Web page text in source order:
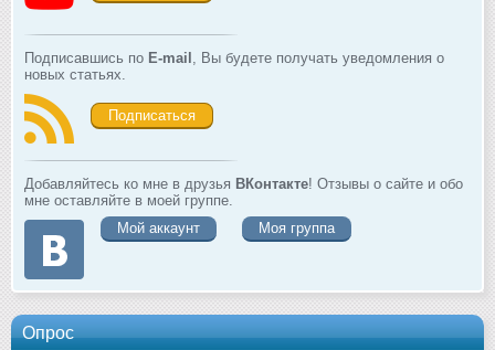
Подписавшись по E-mail , Вы будете получать уведомления о
новых статьях.
Подписаться
Добавляйтесь ко мне в друзья ВКонтакте! Отзывы о сайте и обо
мне оставляйте в моей группе.
Мой аккаунт
Моя группа
Опрос